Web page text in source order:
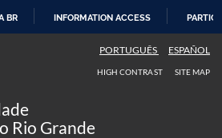
BR INFORMATION ACCESS
PORTUGUÊS ESPAÑOL
HIGH CONTRAST SITE MAP
Rio Grande